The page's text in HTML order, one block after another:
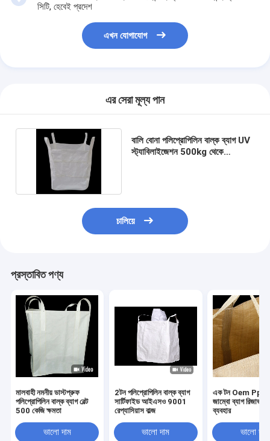
সিটি, হেবেই প্রদেশ
এখন যোগাযোগ
এর সেরা মূল্য পান
বালি বোনা পলিপ্রোপিলিন বাল্ক ব্যাগ UV
স্ট্যাবিলাইজেশন 500kg থেকে
চালিয়ে
প্রস্তাবিত পণ্য
মালবাহী নমনীয় ডাস্টপ্রুফ
পলিপ্রোপিলিন বাল্ক ব্যাগ বেল্ট
500 কেজি ক্ষমতা
ভালো দাম
2টন পলিপ্রোপিলিন বাল্ক ব্যাগ
সার্টিফাইড আইএসও 9001
রেপ্যাসিয়াস বাল্জ
ভালো দাম
এক টন Oem Pp
জাম্বো ব্যাগ রিজার্ভ
ব্যবহার
ভালো দাম